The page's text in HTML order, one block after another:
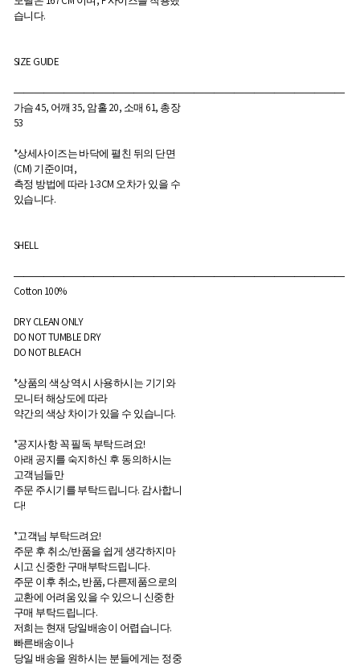
습니다.
SIZE GUIDE
―――――――――――――――――――――――――――――――――
가슴 45, 어깨 35, 암홀 20, 소매 61, 총장
53
*상세사이즈는 바닥에 펼친 뒤의 단면
(CM) 기준이며,
측정 방법에 따라 1-3CM 오차가 있을 수
있습니다.
SHELL
―――――――――――――――――――――――――――――――――
Cotton 100%
DRY CLEAN ONLY
DO NOT TUMBLE DRY
DO NOT BLEACH
*상품의 색상 역시 사용하시는 기기와
모니터 해상도에 따라
약간의 색상 차이가 있을 수 있습니다.
*공지사항 꼭 필독 부탁드려요!
아래 공지를 숙지하신 후 동의하시는
고객님들만
주문 주시기를 부탁드립니다. 감사합니
다!
*고객님 부탁드려요!
주문 후 취소/반품을 쉽게 생각하지마
시고 신중한 구매부탁드립니다.
주문 이후 취소, 반품, 다른제품으로의
교환에 어려움 있을 수 있으니 신중한
구매 부탁드립니다.
저희는 현재 당일배송이 어렵습니다.
빠른배송이나
당일 배송을 원하시는 분들에게는 정중